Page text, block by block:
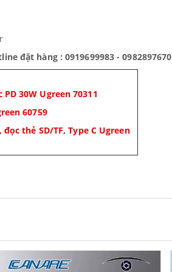
đặt hàng : 0919699983 - 0982897670
30W Ugreen 70311
60759
thẻ SD/TF, Type C Ugreen